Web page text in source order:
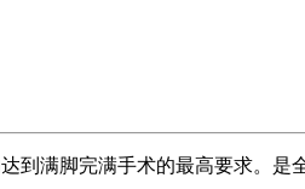
满脚完满手术的最高要求。是